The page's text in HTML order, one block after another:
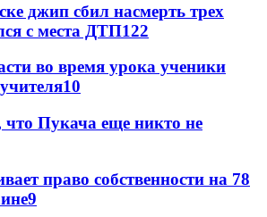
джип сбил насмерть трех
с места ДТП122
во время урока ученики
10
что Пукача еще никто не
право собственности на 78
9